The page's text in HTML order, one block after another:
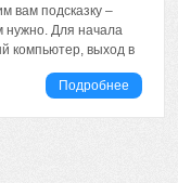
вам подсказку –
нужно. Для начала
компьютер, выход в
Подробнее